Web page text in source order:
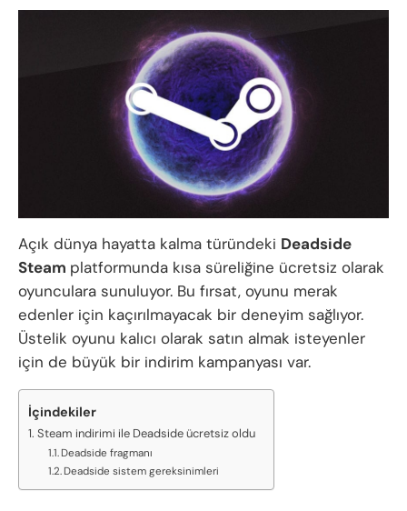
Açık dünya hayatta kalma türündeki Deadside
Steam platformunda kısa süreliğine ücretsiz olarak
oyunculara sunuluyor. Bu fırsat, oyunu merak
edenler için kaçırılmayacak bir deneyim sağlıyor.
Üstelik oyunu kalıcı olarak satın almak isteyenler
için de büyük bir indirim kampanyası var.
İçindekiler
Steam indirimi ile Deadside ücretsiz oldu
Deadside fragmanı
Deadside sistem gereksinimleri